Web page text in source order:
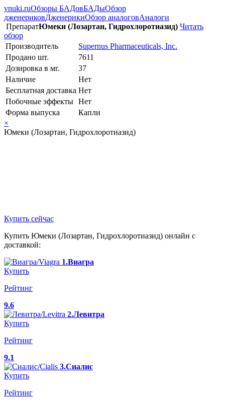
vnuki.ruОбзоры БАДовБАДыОбзор
дженериковДженерикиОбзор аналоговАналоги
ПрепаратЮмеки (Лозартан, Гидрохлоротиазид) Читать
обзор
Производитель
Supernus Pharmaceuticals, Inc.
Продано шт.
7611
Дозировка в мг.
37
Наличие
Нет
Бесплатная доставка Нет
Побочные эффекты Нет
Форма выпуска
Капли
×
Юмеки (Лозартан, Гидрохлоротиазид)
Купить сейчас
Купить Юмеки (Лозартан, Гидрохлоротиазид) онлайн с
доставкой:
1.Виагра
Купить
Рейтинг
9.6
2.Левитра
Купить
Рейтинг
9.1
3.Сиалис
Купить
Рейтинг